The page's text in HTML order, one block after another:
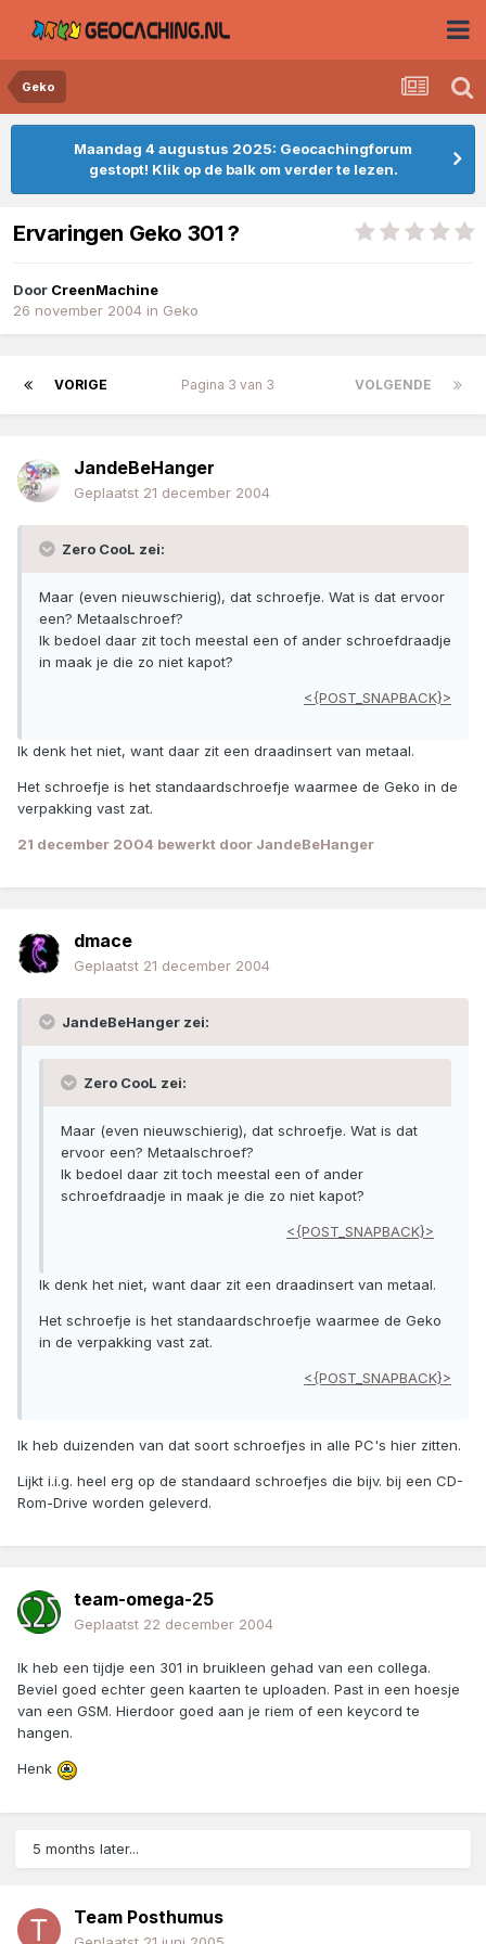
Geko
Maandag 4 augustus 2025: Geocachingforum
gestopt! Klik op de balk om verder te lezen.
Ervaringen Geko 301 ?
Door CreenMachine
26 november 2004 in Geko
VORIGE VOLGENDE
Pagina 3 van 3
JandeBeHanger
Geplaatst 21 december 2004
Zero CooL zei:
Maar (even nieuwschierig), dat schroefje. Wat is dat ervoor
een? Metaalschroef?
Ik bedoel daar zit toch meestal een of ander schroefdraadje
in maak je die zo niet kapot?
<{POST_SNAPBACK}>
Ik denk het niet, want daar zit een draadinsert van metaal.
Het schroefje is het standaardschroefje waarmee de Geko in de
verpakking vast zat.
21 december 2004 bewerkt door JandeBeHanger
dmace
Geplaatst 21 december 2004
JandeBeHanger zei:
Zero CooL zei:
Maar (even nieuwschierig), dat schroefje. Wat is dat
ervoor een? Metaalschroef?
Ik bedoel daar zit toch meestal een of ander
schroefdraadje in maak je die zo niet kapot?
<{POST_SNAPBACK}>
Ik denk het niet, want daar zit een draadinsert van metaal.
Het schroefje is het standaardschroefje waarmee de Geko
in de verpakking vast zat.
<{POST_SNAPBACK}>
Ik heb duizenden van dat soort schroefjes in alle PC's hier zitten.
Lijkt i.i.g. heel erg op de standaard schroefjes die bijv. bij een CD-
Rom-Drive worden geleverd.
team-omega-25
Geplaatst 22 december 2004
Ik heb een tijdje een 301 in bruikleen gehad van een collega.
Beviel goed echter geen kaarten te uploaden. Past in een hoesje
van een GSM. Hierdoor goed aan je riem of een keycord te
hangen.
Henk
5 months later...
Team Posthumus